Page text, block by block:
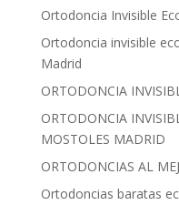
Ortodoncia Invisible
Ortodoncia invisible
Madrid
ORTODONCIA
ORTODONCIA
MOSTOLES MADRID
ORTODONCIAS AL
Ortodoncias baratas